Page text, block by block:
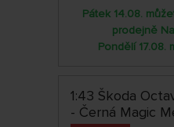
Pátek 14.08.
prodejně
Pondělí 17.08.
1:43 Škoda
- Černá Magic